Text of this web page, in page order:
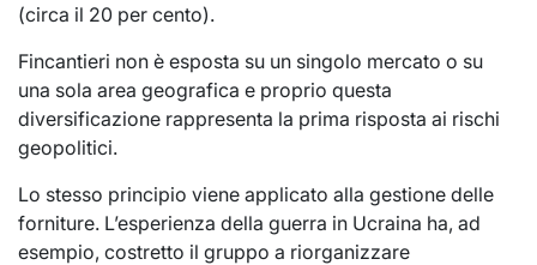
(circa il 20 per cento).
Fincantieri non è esposta su un singolo mercato o su
una sola area geografica e proprio questa
diversificazione rappresenta la prima risposta ai rischi
geopolitici.
Lo stesso principio viene applicato alla gestione delle
forniture. L’esperienza della guerra in Ucraina ha, ad
esempio, costretto il gruppo a riorganizzare